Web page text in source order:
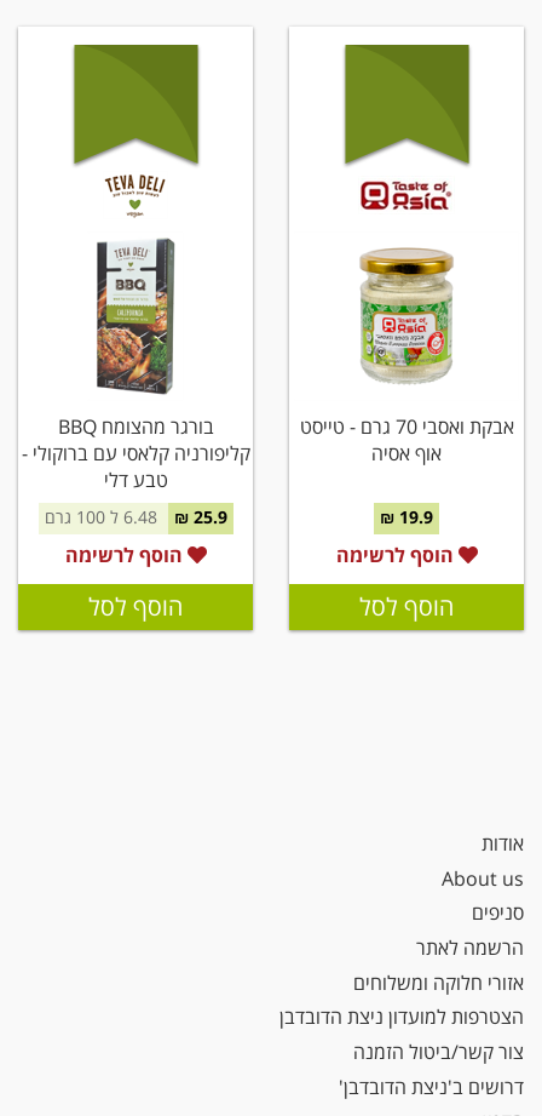
אבקת ואסבי 70 גרם - טייסט
אוף אסיה
19.9 ₪
הוסף לרשימה
הוסף לסל
בורגר מהצומח BBQ
קליפורניה קלאסי עם ברוקולי -
טבע דלי
25.9 ₪ 6.48 ל 100 גרם
הוסף לרשימה
הוסף לסל
אודות
About us
סניפים
הרשמה לאתר
אזורי חלוקה ומשלוחים
הצטרפות למועדון ניצת הדובדבן
צור קשר/ביטול הזמנה
דרושים ב'ניצת הדובדבן'